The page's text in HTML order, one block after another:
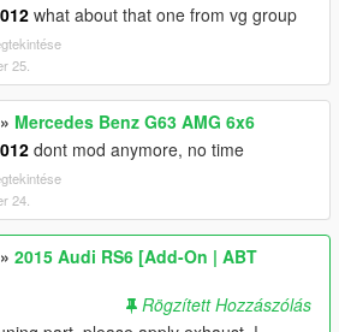
what about that one from vg group
25.
» Mercedes Benz G63 AMG 6x6
dont mod anymore, no time
24.
» 2015 Audi RS6 [Add-On | ABT
Rögzített Hozzászólás